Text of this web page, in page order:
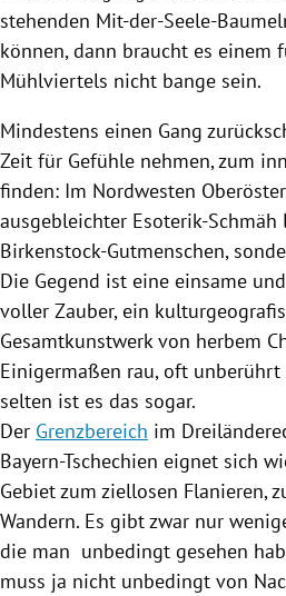
stehenden Mit-der-Seele-
können, dann braucht es einem
Mühlviertels nicht bange sein.
Mindestens einen Gang
Zeit für Gefühle nehmen, zum
finden: Im Nordwesten
ausgebleichter Esoterik-Schmäh
Birkenstock-Gutmenschen,
Die Gegend ist eine einsame
voller Zauber, ein
Gesamtkunstwerk von herbem
Einigermaßen rau, oft
selten ist es das sogar.
Der Grenzbereich im
Bayern-Tschechien eignet sich
Gebiet zum ziellosen Flanieren,
Wandern. Es gibt zwar nur
die man unbedingt gesehen
muss ja nicht unbedingt von